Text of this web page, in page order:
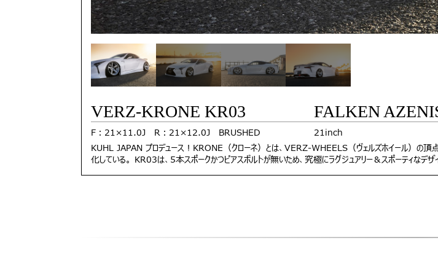
VERZ-KRONE KR03
F：21×11.0J R：21×12.0J BRUSHED
FALKEN
21inch
KUHL JAPAN プロデュース！KRONE（クローネ）とは、VERZ-WHEELS（ヴェルズホイール）の頂点
化している。 KR03は、5本スポークかつピアスボルトが無いため、究極にラグジュアリー＆スポーティなデ